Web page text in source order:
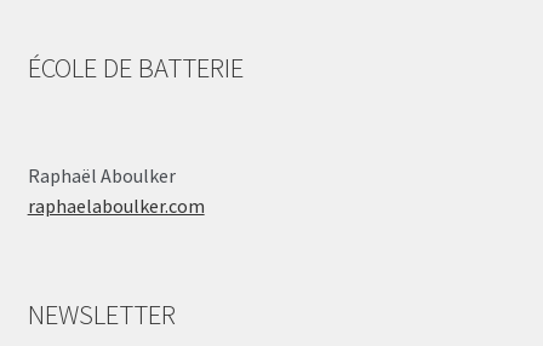
ÉCOLE DE BATTERIE
Raphaël Aboulker
raphaelaboulker.com
NEWSLETTER